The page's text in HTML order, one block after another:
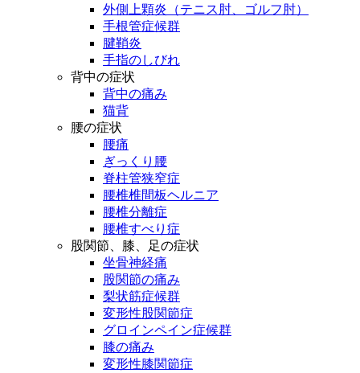
外側上顆炎（テニス肘、ゴルフ肘）
手根管症候群
腱鞘炎
手指のしびれ
背中の症状
背中の痛み
猫背
腰の症状
腰痛
ぎっくり腰
脊柱管狭窄症
腰椎椎間板ヘルニア
腰椎分離症
腰椎すべり症
股関節、膝、足の症状
坐骨神経痛
股関節の痛み
梨状筋症候群
変形性股関節症
グロインペイン症候群
膝の痛み
変形性膝関節症